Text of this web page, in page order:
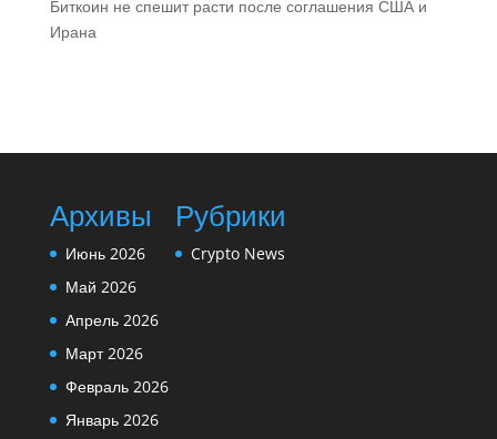
Биткоин не спешит расти после соглашения США и
Ирана
Архивы
Июнь 2026
Май 2026
Апрель 2026
Март 2026
Февраль 2026
Январь 2026
Рубрики
Crypto News